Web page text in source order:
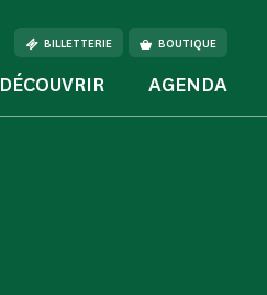
BILLETTERIE BOUTIQUE
DÉCOUVRIR AGENDA